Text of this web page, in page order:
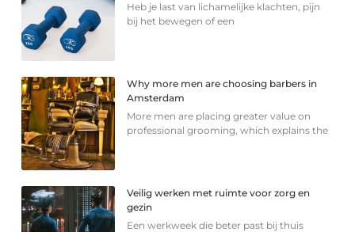
Heb je last van lichamelijke klachten, pijn
bij het bewegen of een
Why more men are choosing barbers in
Amsterdam
More men are placing greater value on
professional grooming, which explains the
Veilig werken met ruimte voor zorg en
gezin
Een werkweek die beter past bij thuis